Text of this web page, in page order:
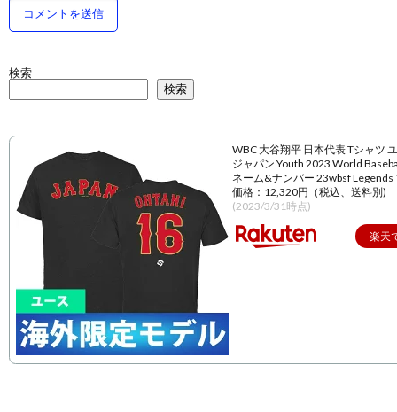
検索
検索
WBC 大谷翔平 日本代表 Tシャツ
ジャパン Youth 2023 World
ネーム&ナンバー 23wbsf Legends
価格：12,320円（税込、送料別)
(2023/3/31時点)
楽天